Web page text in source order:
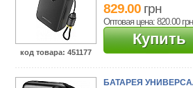
код товара: 451177
829.00 грн
Оптовая цена: 820.00 грн
Купить
БАТАРЕЯ